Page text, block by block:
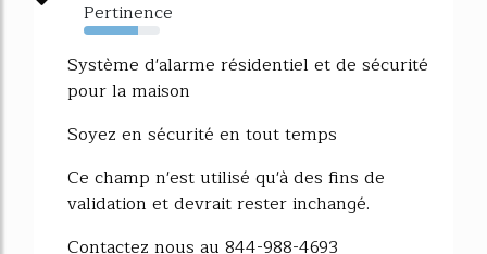
Pertinence
71%
Système d'alarme résidentiel et de sécurité
pour la maison
Soyez en sécurité en tout temps
Ce champ n'est utilisé qu'à des fins de
validation et devrait rester inchangé.
Contactez nous au 844-988-4693